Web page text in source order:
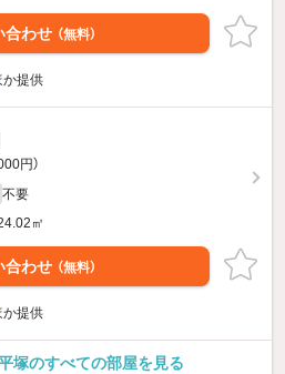
合わせ （無料）
か提供
円）
不要
㎡
合わせ （無料）
か提供
塚のすべての部屋を見る